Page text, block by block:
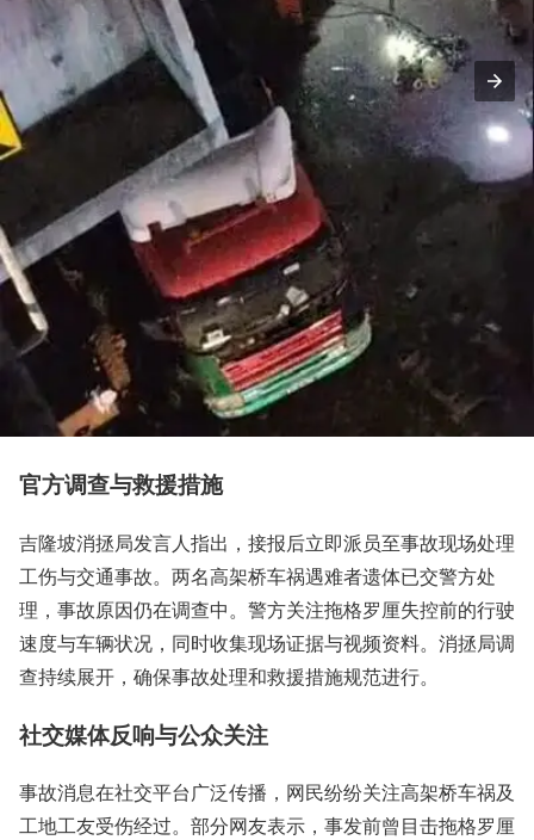
官方调查与救援措施
吉隆坡消拯局发言人指出，接报后立即派员至事故现场处理
工伤与交通事故。两名高架桥车祸遇难者遗体已交警方处
理，事故原因仍在调查中。警方关注拖格罗厘失控前的行驶
速度与车辆状况，同时收集现场证据与视频资料。消拯局调
查持续展开，确保事故处理和救援措施规范进行。
社交媒体反响与公众关注
事故消息在社交平台广泛传播，网民纷纷关注高架桥车祸及
工地工友受伤经过。部分网友表示，事发前曾目击拖格罗厘